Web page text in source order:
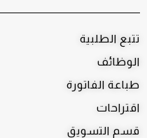
تتبع الطلبية
الوظائف
طباعة الفاتورة
اقتراحات
قسم التسويق